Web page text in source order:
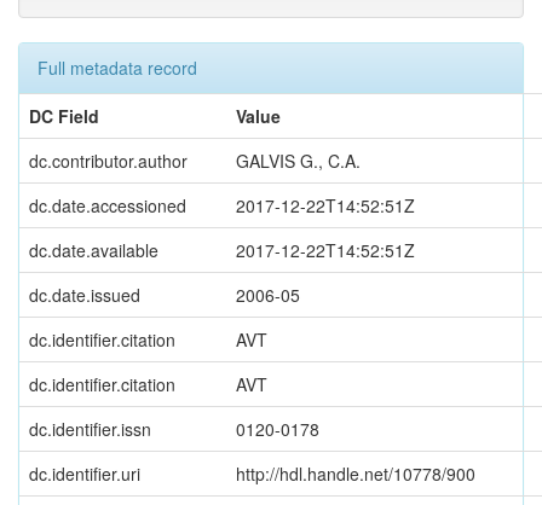
Full metadata record
DC Field
Value
dc.contributor.author
GALVIS G., C.A.
dc.date.accessioned
2017-12-22T14:52:51Z
dc.date.available
2017-12-22T14:52:51Z
dc.date.issued
2006-05
dc.identifier.citation
AVT
dc.identifier.citation
AVT
dc.identifier.issn
0120-0178
dc.identifier.uri
http://hdl.handle.net/10778/900